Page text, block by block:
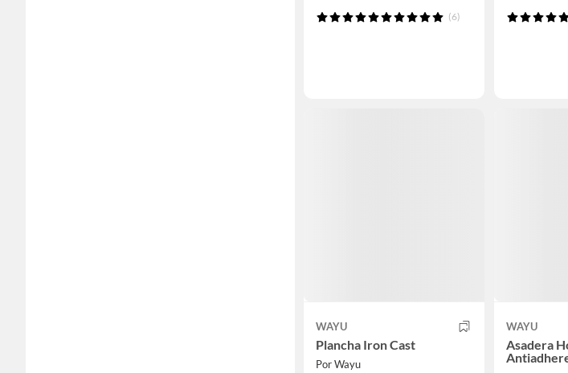
(6)
WAYU
Plancha Iron Cast
Por Wayu
WAYU
Asadera